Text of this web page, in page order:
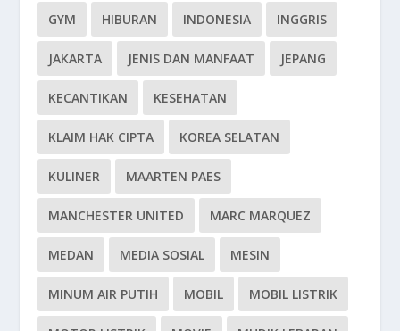
GYM HIBURAN INDONESIA INGGRIS
JAKARTA JENIS DAN MANFAAT JEPANG
KECANTIKAN KESEHATAN
KLAIM HAK CIPTA KOREA SELATAN
KULINER MAARTEN PAES
MANCHESTER UNITED MARC MARQUEZ
MEDAN MEDIA SOSIAL MESIN
MINUM AIR PUTIH MOBIL MOBIL LISTRIK